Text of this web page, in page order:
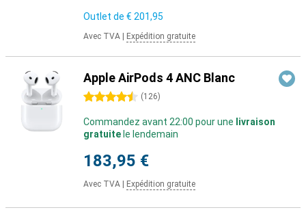
Outlet de € 201,95
Avec TVA Expédition gratuite
Apple AirPods 4 ANC Blanc
4.5 étoiles (126)
Commandez avant 22:00 pour une livraison
gratuite le lendemain
183,95 €
Avec TVA Expédition gratuite